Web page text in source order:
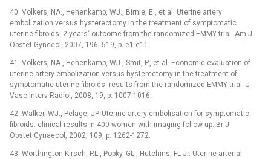
40. Volkers, NA., Hehenkamp, WJ., Birnie, E., et al. Uterine artery
embolization versus hysterectomy in the treatment of symptomatic
uterine fibroids: 2 years‘ outcome from the randomized EMMY trial. Am J
Obstet Gynecol, 2007, 196, 519, p. e1-e11.
41. Volkers, NA., Hehenkamp, WJ., Smit, P., et al. Economic evaluation of
uterine artery embolization versus hysterectomy in the treatment of
symptomatic uterine fibroids: results from the randomized EMMY trial. J
Vasc Interv Radiol, 2008, 19, p. 1007-1016.
42. Walker, WJ., Pelage, JP. Uterine artery embolisation for symptomatic
fibroids: clinical results in 400 women with imaging follow up. Br J
Obstet Gynaecol, 2002, 109, p. 1262-1272.
43. Worthington-Kirsch, RL., Popky, GL., Hutchins, FL Jr. Uterine arterial